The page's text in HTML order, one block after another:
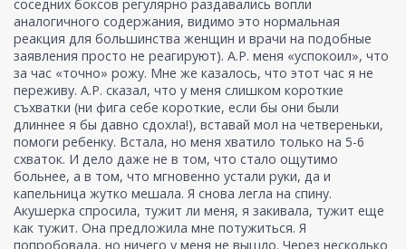
соседних боксов регулярно раздавались вопли
аналогичного содержания, видимо это нормальная
реакция для большинства женщин и врачи на подобные
заявления просто не реагируют). А.Р. меня «успокоил», что
за час «точно» рожу. Мне же казалось, что этот час я не
переживу. А.Р. сказал, что у меня слишком короткие
съхватки (ни фига себе короткие, если бы они были
длиннее я бы давно сдохла!), вставай мол на четвереньки,
помоги ребенку. Встала, но меня хватило только на 5-6
схваток. И дело даже не в том, что стало ощутимо
больнее, а в том, что мгновенно устали руки, да и
капельница жутко мешала. Я снова легла на спину.
Акушерка спросила, тужит ли меня, я закивала, тужит еще
как тужит. Она предложила мне потужиться. Я
попробовала, но ничего у меня не вышло. Через несколько